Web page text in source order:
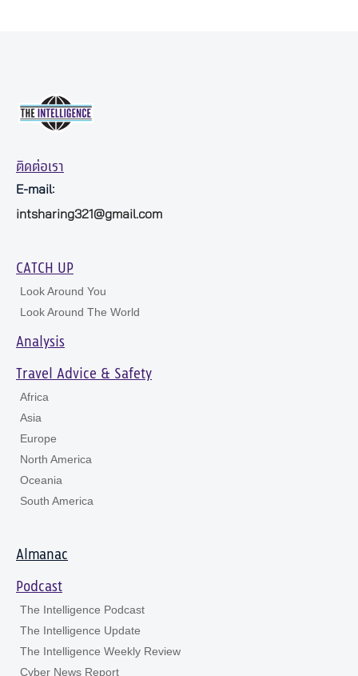
ติดต่อเรา
E-mail:
intsharing321@gmail.com
CATCH UP
Look Around You
Look Around The World
Analysis
Travel Advice & Safety
Africa
Asia
Europe
North America
Oceania
South America
Almanac
Podcast
The Intelligence Podcast
The Intelligence Update
The Intelligence Weekly Review
Cyber News Report